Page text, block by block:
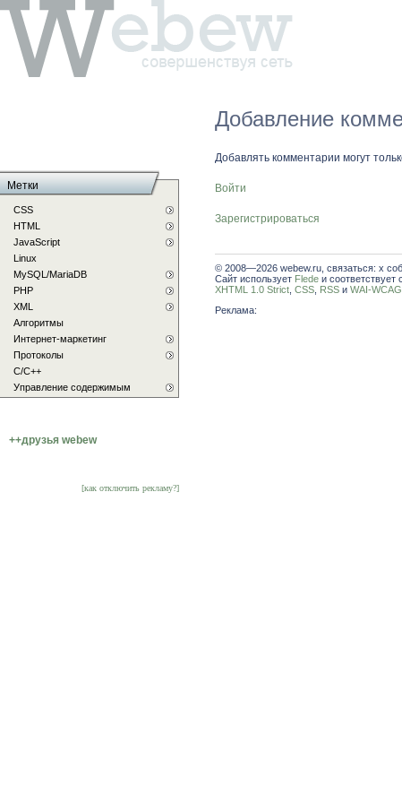
Добавление
Добавлять комментарии могут
Войти
Зарегистрироваться
© 2008—2026 webew.ru, связаться: x
Сайт использует Flede и соответствует
XHTML 1.0 Strict CSS RSS и WAI-
Реклама:
Метки
CSS
HTML
JavaScript
Linux
MySQL/MariaDB
PHP
XML
Алгоритмы
Интернет-маркетинг
Протоколы
С/C++
Управление содержимым
++друзья webew
[как отключить рекламу?]